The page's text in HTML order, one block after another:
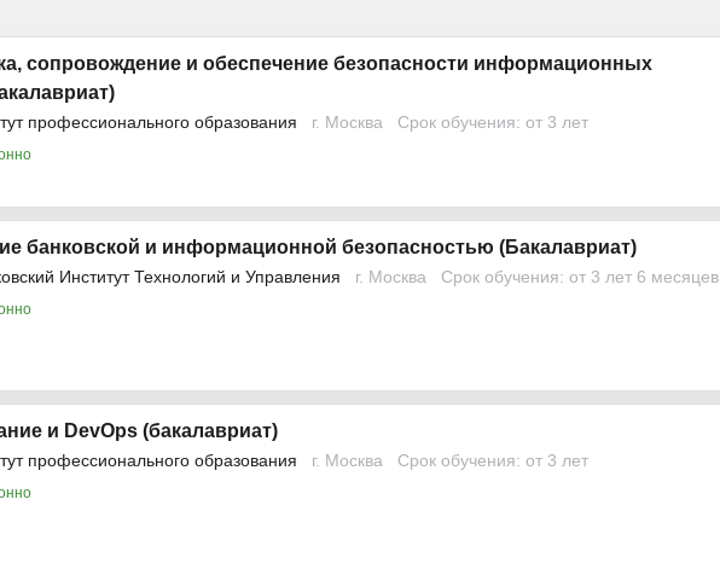
сопровождение и обеспечение безопасности информационных
профессионального образования г. Москва Срок обучения: от 3 лет
банковской и информационной безопасностью (Бакалавриат)
Институт Технологий и Управления г. Москва Срок обучения: от 3 лет 6 месяцев
и DevOps (бакалавриат)
профессионального образования г. Москва Срок обучения: от 3 лет